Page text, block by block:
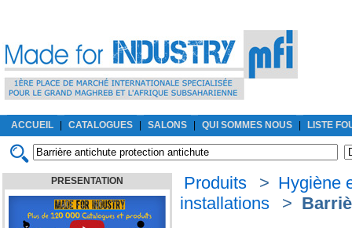
ACCUEIL CATALOGUES SALONS QUI SOMMES NOUS LISTE
PRESENTATION Produits > Hygiène
installations
>